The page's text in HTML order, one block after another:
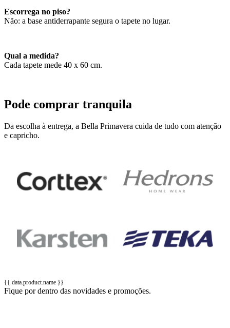
Escorrega no piso?
Não: a base antiderrapante segura o tapete no lugar.
Qual a medida?
Cada tapete mede 40 x 60 cm.
Pode comprar tranquila
Da escolha à entrega, a Bella Primavera cuida de tudo com atenção
e capricho.
{{ data.product.name }}
Fique por dentro das novidades e promoções.